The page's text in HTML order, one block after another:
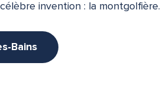
invention : la montgolfière.
Bains